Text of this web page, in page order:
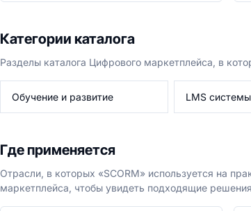
Категории каталога
Разделы каталога Цифрового маркетплейса, в
Обучение и развитие LMS системы
Где применяется
Отрасли, в которых «SCORM» используется на
маркетплейса, чтобы увидеть подходящие